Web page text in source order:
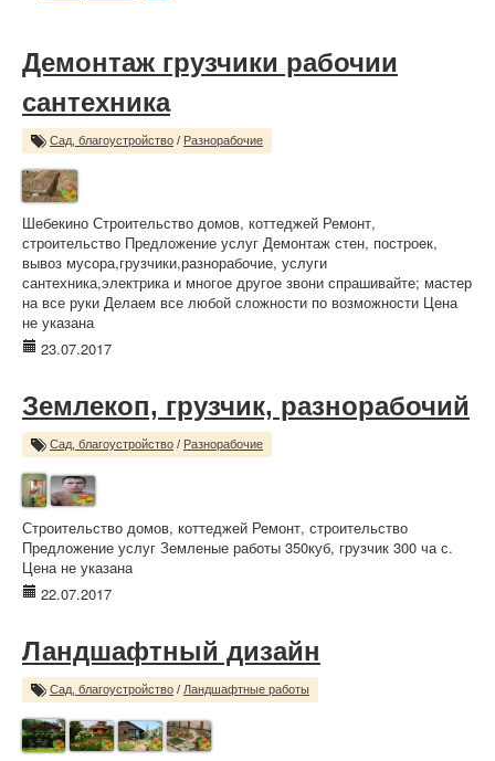
Демонтаж грузчики рабочии
сантехника
Сад, благоустройство / Разнорабочие
Шебекино Строительство домов, коттеджей Ремонт,
строительство Предложение услуг Демонтаж стен, построек,
вывоз мусора,грузчики,разнорабочие, услуги
сантехника,электрика и многое другое звони спрашивайте; мастер
на все руки Делаем все любой сложности по возможности Цена
не указана
23.07.2017
Землекоп, грузчик, разнорабочий
Сад, благоустройство / Разнорабочие
Строительство домов, коттеджей Ремонт, строительство
Предложение услуг Земленые работы 350куб, грузчик 300 ча с.
Цена не указана
22.07.2017
Ландшафтный дизайн
Сад, благоустройство / Ландшафтные работы